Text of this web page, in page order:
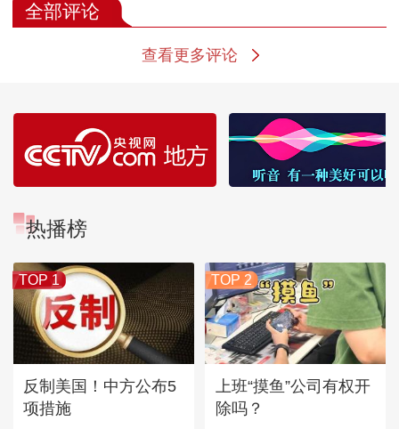
全部评论
查看更多评论
热播榜
TOP 1
反制美国！中方公布5
项措施
TOP 2
上班“摸鱼”公司有权开
除吗？